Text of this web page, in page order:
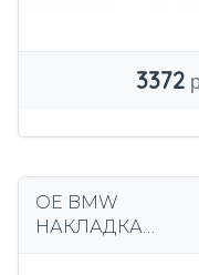
3372
OE BMW
НАКЛАДКА